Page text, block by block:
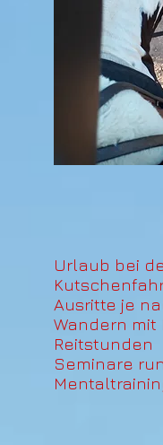
Urlaub bei
Ausritte je
Wandern mit
Reitstunden
Seminare